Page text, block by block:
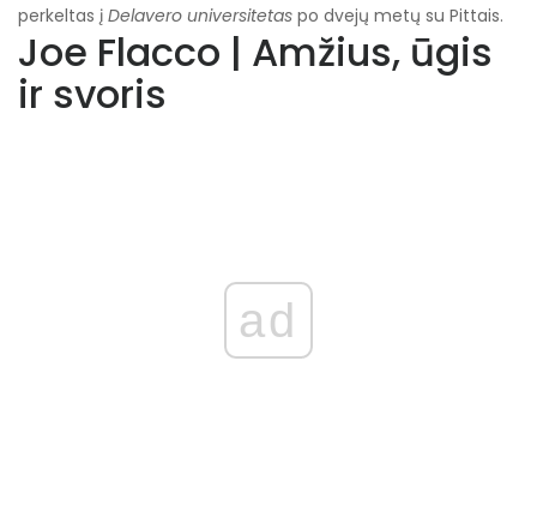
perkeltas į Delavero universitetas po dvejų metų su Pittais.
Joe Flacco | Amžius, ūgis
ir svoris
ad